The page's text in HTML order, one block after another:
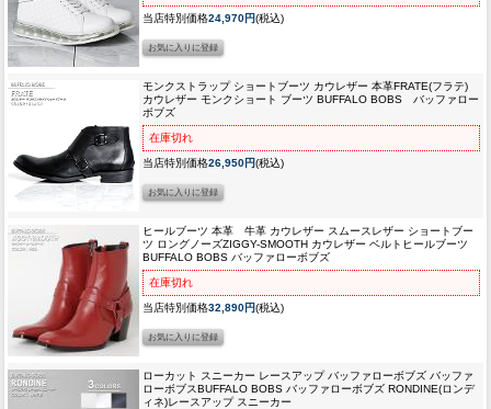
当店特別価格24,970円(税込)
モンクストラップ ショートブーツ カウレザー 本革FRATE(フラテ)
カウレザー モンクショート ブーツ BUFFALO BOBS バッファロー
ボブズ
在庫切れ
当店特別価格26,950円(税込)
ヒールブーツ 本革 牛革 カウレザー スムースレザー ショートブー
ツ ロングノーズZIGGY-SMOOTH カウレザー ベルトヒールブーツ
BUFFALO BOBS バッファローボブズ
在庫切れ
当店特別価格32,890円(税込)
ローカット スニーカー レースアップ バッファローボブズ バッファ
ローボブスBUFFALO BOBS バッファローボブズ RONDINE(ロンデ
ィネ)レースアップ スニーカー